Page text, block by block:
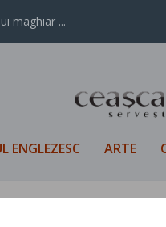
maghiar ...
ENGLEZESC ARTE